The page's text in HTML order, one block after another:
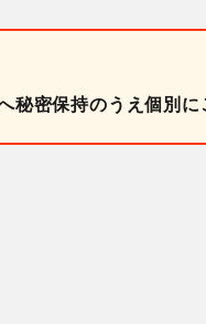
密保持のうえ個別に